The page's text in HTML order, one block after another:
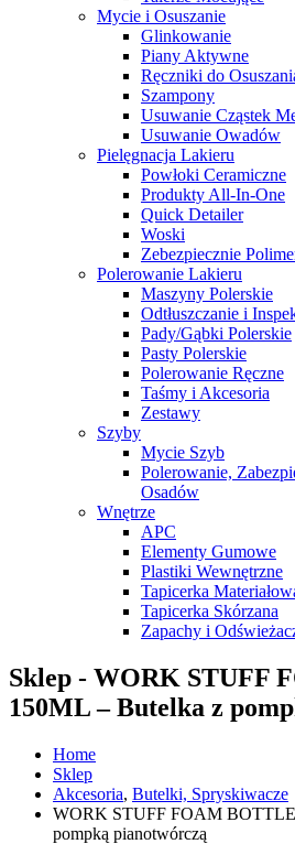
Mycie i Osuszanie
Glinkowanie
Piany Aktywne
Ręczniki do
Szampony
Usuwanie Cząstek
Usuwanie Owadów
Pielęgnacja Lakieru
Powłoki Ceramiczne
Produkty All-In-One
Quick Detailer
Woski
Zebezpiecznie
Polerowanie Lakieru
Maszyny Polerskie
Odtłuszczanie i
Pady/Gąbki Polerskie
Pasty Polerskie
Polerowanie Ręczne
Taśmy i Akcesoria
Zestawy
Szyby
Mycie Szyb
Polerowanie,
Osadów
Wnętrze
APC
Elementy Gumowe
Plastiki Wewnętrzne
Tapicerka
Tapicerka Skórzana
Zapachy i
Sklep - WORK STUFF
150ML – Butelka z
Home
Sklep
Akcesoria, Butelki, Spryskiwacze
WORK STUFF FOAM
pompką pianotwórczą